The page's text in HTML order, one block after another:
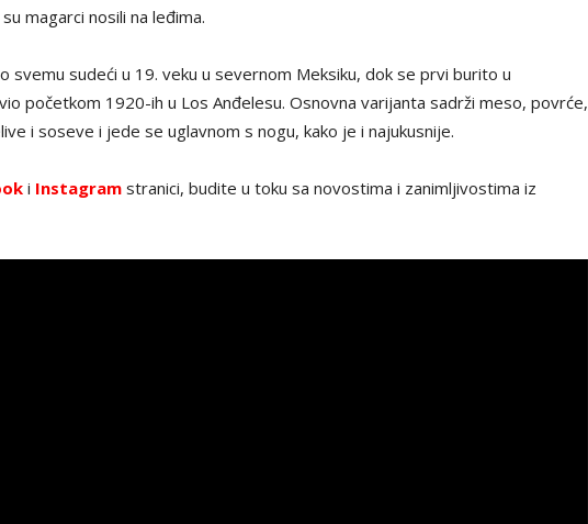
magarci nosili na leđima.
svemu sudeći u 19. veku u severnom Meksiku, dok se prvi burito u
početkom 1920-ih u Los Anđelesu. Osnovna varijanta sadrži meso, povrće,
i soseve i jede se uglavnom s nogu, kako je i najukusnije.
i Instagram stranici, budite u toku sa novostima i zanimljivostima iz